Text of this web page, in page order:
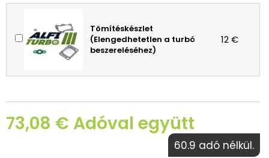
Tömítéskészlet
(Elengedhetetlen a turbó
beszereléséhez)
12 €
73,08 € Adóval együtt
60.9 adó nélkül.